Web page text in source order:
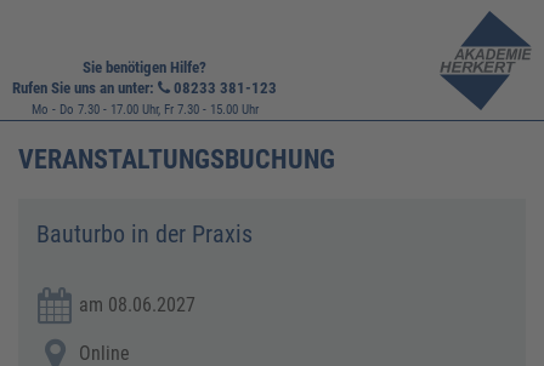
Sie benötigen Hilfe?
Rufen Sie uns an unter:
08233 381-123
Mo - Do 7.30 - 17.00 Uhr, Fr 7.30 - 15.00 Uhr
VERANSTALTUNGSBUCHUNG
​​Bauturbo in der Praxis
am 08.06.2027
Online